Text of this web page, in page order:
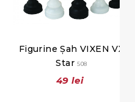
Figurine Șah VIXEN VX
Star508
49 lei